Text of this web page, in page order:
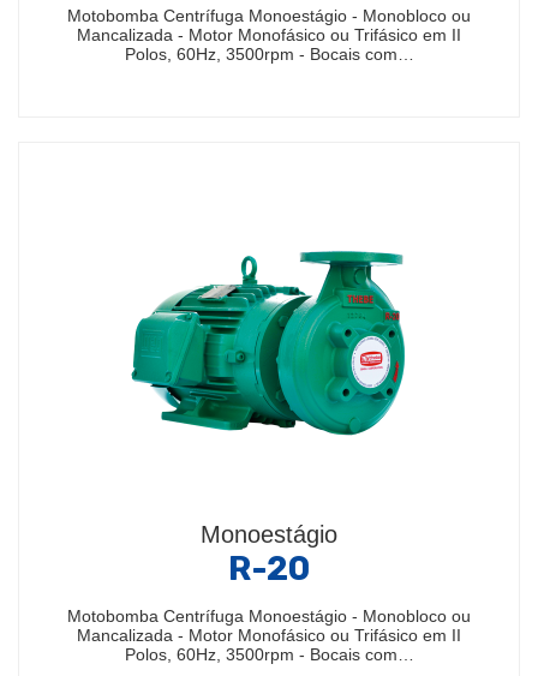
Motobomba Centrífuga Monoestágio - Monobloco ou
Mancalizada - Motor Monofásico ou Trifásico em II
Polos, 60Hz, 3500rpm - Bocais com…
Monoestágio
R-20
Motobomba Centrífuga Monoestágio - Monobloco ou
Mancalizada - Motor Monofásico ou Trifásico em II
Polos, 60Hz, 3500rpm - Bocais com…